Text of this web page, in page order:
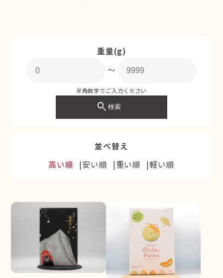
重量(g)
〜
半角数字でご入力ください
search検索
並べ替え
高い順
安い順 重い順 軽い順